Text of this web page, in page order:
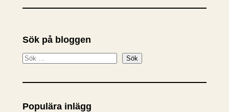
Sök på bloggen
S
k
Sök
Populära inlägg